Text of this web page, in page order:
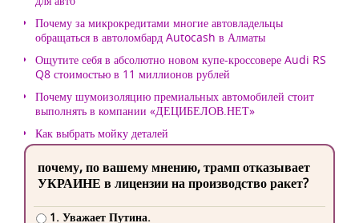
Почему за микрокредитами многие автовладельцы
обращаться в автоломбард Autocash в Алматы
Ощутите себя в абсолютно новом купе-кроссовере Audi RS
Q8 стоимостью в 11 миллионов рублей
Почему шумоизоляцию премиальных автомобилей стоит
выполнять в компании «ДЕЦИБЕЛОВ.НЕТ»
Как выбрать мойку деталей
почему, по вашему мнению, трамп отказывает
УКРАИНЕ в лицензии на производство ракет?
1. Уважает Путина.